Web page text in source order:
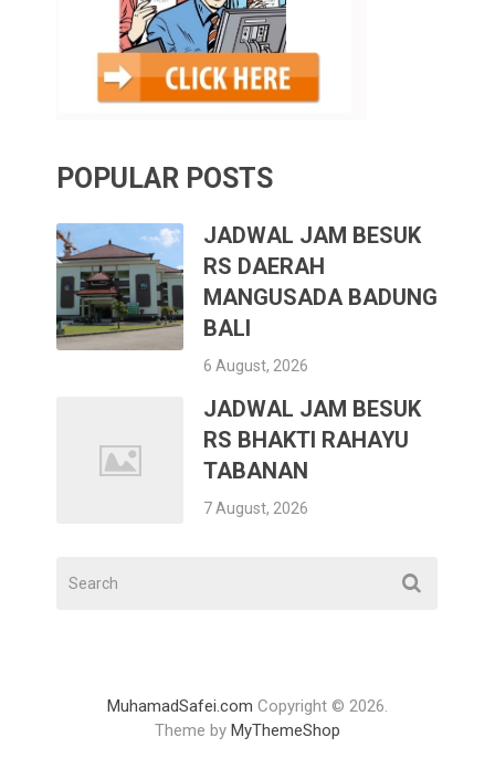
POPULAR POSTS
JADWAL JAM BESUK
RS DAERAH
MANGUSADA BADUNG
BALI
6 August, 2026
JADWAL JAM BESUK
RS BHAKTI RAHAYU
TABANAN
7 August, 2026
MuhamadSafei.com Copyright © 2026.
Theme by MyThemeShop